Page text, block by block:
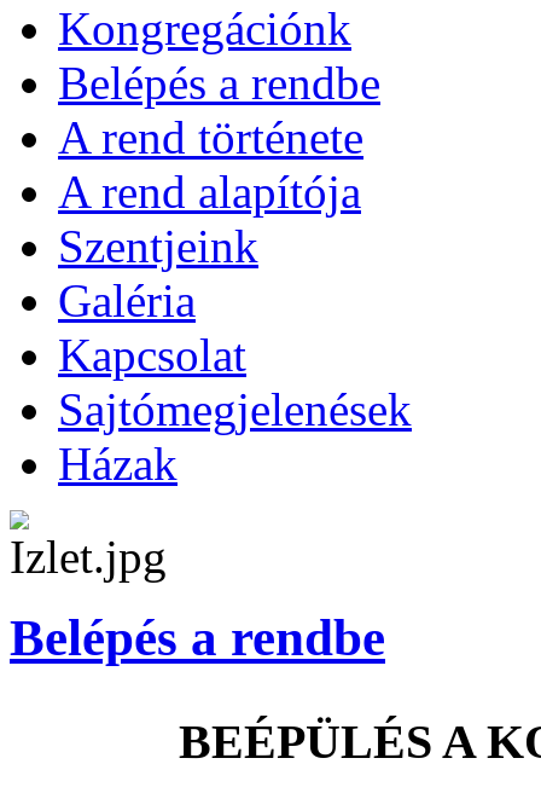
Kongregációnk
Belépés a rendbe
A rend története
A rend alapítója
Szentjeink
Galéria
Kapcsolat
Sajtómegjelenések
Házak
Belépés a rendbe
BEÉPÜLÉS A